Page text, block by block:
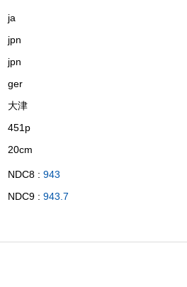
ja
jpn
jpn
ger
大津
451p
20cm
NDC8 : 943
NDC9 : 943.7